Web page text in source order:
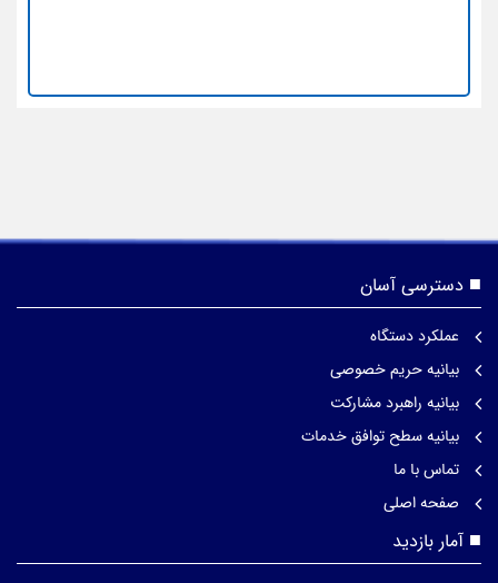
دسترسی آسان
عملکرد دستگاه
بیانیه حریم خصوصی
بیانیه راهبرد مشارکت
بیانیه سطح توافق خدمات
تماس با ما
صفحه اصلی
آمار بازدید